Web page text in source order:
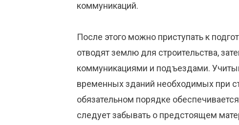
коммуникаций.
После этого можно приступать к
отводят землю для строительства,
коммуникациями и подъездами.
временных зданий необходимых при
обязательном порядке
следует забывать о предстоящем